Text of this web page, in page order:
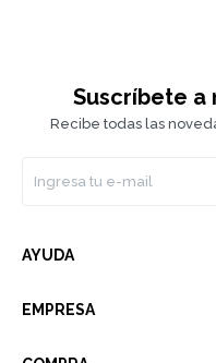
Suscríbete
Recibe todas las
AYUDA
EMPRESA